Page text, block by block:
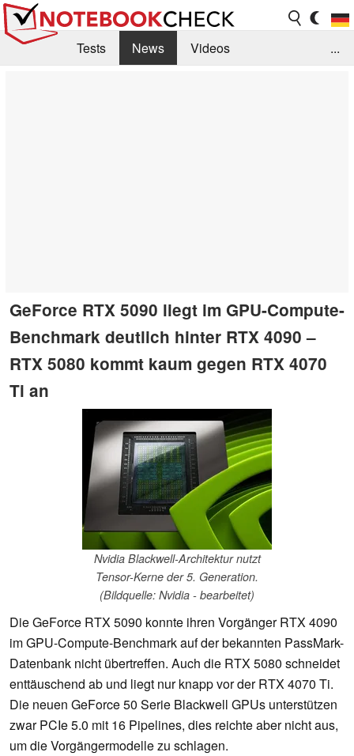
Tests News
Videos
...
GeForce RTX 5090 liegt im GPU-Compute-
Benchmark deutlich hinter RTX 4090 –
RTX 5080 kommt kaum gegen RTX 4070
Ti an
Nvidia Blackwell-Architektur nutzt
Tensor-Kerne der 5. Generation.
(Bildquelle: Nvidia - bearbeitet)
Die GeForce RTX 5090 konnte ihren Vorgänger RTX 4090
im GPU-Compute-Benchmark auf der bekannten PassMark-
Datenbank nicht übertreffen. Auch die RTX 5080 schneidet
enttäuschend ab und liegt nur knapp vor der RTX 4070 Ti.
Die neuen GeForce 50 Serie Blackwell GPUs unterstützen
zwar PCIe 5.0 mit 16 Pipelines, dies reichte aber nicht aus,
um die Vorgängermodelle zu schlagen.